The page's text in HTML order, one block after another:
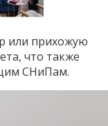
или прихожую
что также
СНиПам.